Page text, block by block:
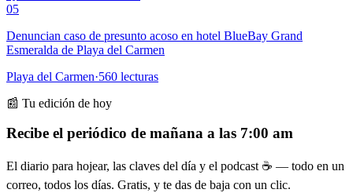
05
Denuncian caso de presunto acoso en hotel BlueBay Grand
Esmeralda de Playa del Carmen
Playa del Carmen·560 lecturas
📰 Tu edición de hoy
Recibe el periódico de mañana a las 7:00 am
El diario para hojear, las claves del día y el podcast ☕ — todo en un
correo, todos los días. Gratis, y te das de baja con un clic.